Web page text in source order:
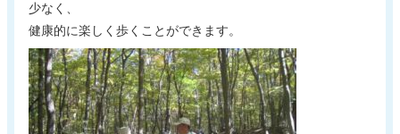
少なく、
健康的に楽しく歩くことができます。